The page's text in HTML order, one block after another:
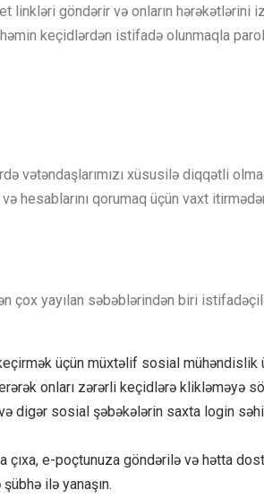
linkləri göndərir və onların hərəkətlərini
keçidlərdən istifadə olunmaqla
vətəndaşlarımızı xüsusilə diqqətli
hesablarını qorumaq üçün vaxt
çox yayılan səbəblərindən biri
üçün müxtəlif sosial mühəndislik
onları zərərli keçidlərə klikləməyə
digər sosial şəbəkələrin saxta login
çıxa, e-poçtunuza göndərilə və hətta
ilə yanaşın.